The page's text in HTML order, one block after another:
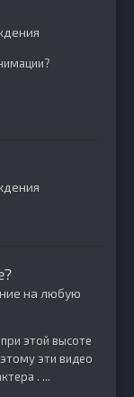
на любую
этой высоте
эти видео
. ...